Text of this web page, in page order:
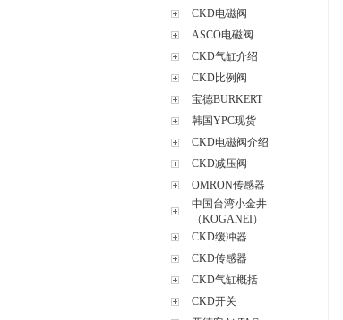
CKD电磁阀
ASCO电磁阀
CKD气缸介绍
CKD比例阀
宝德BURKERT
韩国YPC现货
CKD电磁阀介绍
CKD减压阀
OMRON传感器
中国台湾小金井
（KOGANEI）
CKD缓冲器
CKD传感器
CKD气缸概括
CKD开关